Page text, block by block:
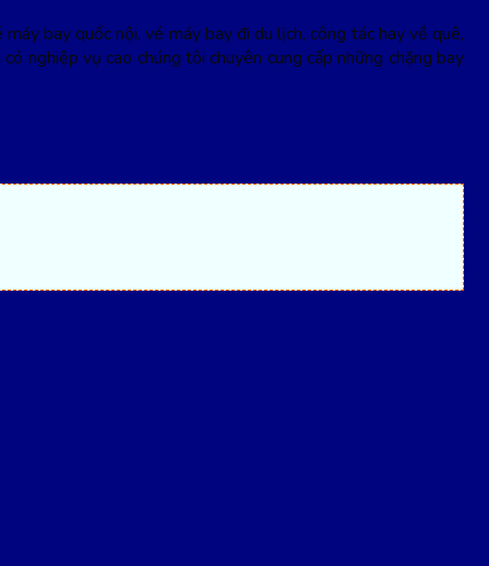
bay quốc nội, vé máy bay đi du lịch, công tác hay về quê,
nghiệp vụ cao chúng tôi chuyên cung cấp những chặng bay